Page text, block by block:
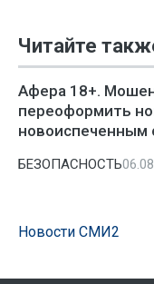
Читайте
Афера 18+.
переоформить
БЕЗОПАСНОСТЬ
Новости СМИ2